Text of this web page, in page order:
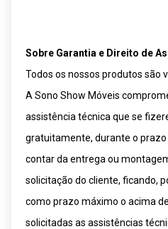
Sobre Garantia e Direito de
Todos os nossos produtos são
A Sono Show Móveis
assistência técnica que se
gratuitamente, durante o prazo
contar da entrega ou
solicitação do cliente, ficando,
como prazo máximo o acima
solicitadas as assistências